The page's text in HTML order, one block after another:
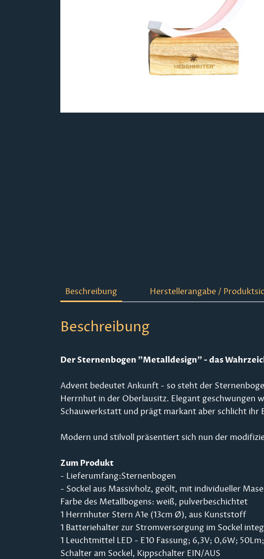
Beschreibung Herstellerangabe /
Beschreibung
Der Sternenbogen "Metalldesign" - das
Advent bedeutet Ankunft - so steht der
Herrnhut in der Oberlausitz. Elegant geschwungen
Schauwerkstatt und prägt markant aber schlicht ihr
Modern und stilvoll präsentiert sich nun der
Zum Produkt
- Lieferumfang:Sternenbogen
- Sockel aus Massivholz, geölt, mit individueller
Farbe des Metallbogens: weiß, pulverbeschichtet
1 Herrnhuter Stern A1e (13cm Ø), aus Kunststoff
1 Batteriehalter zur Stromversorgung im Sockel
1 Leuchtmittel LED - E10 Fassung; 6,3V; 0,6W;
Schalter am Sockel, Kippschalter EIN/AUS